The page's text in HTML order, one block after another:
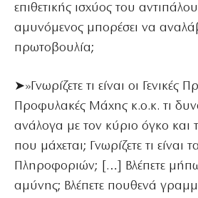
επιθετικής ισχύος του
αμυνόμενος μπορέσει να
πρωτοβουλία;
➤»Γνωρίζετε τι είναι οι Γενικές
Προφυλακές Μάχης κ.ο.κ. τι
ανάλογα με τον κύριο όγκο και
που μάχεται; Γνωρίζετε τι είναι
Πληροφοριών; […] Βλέπετε
αμύνης; Βλέπετε πουθενά